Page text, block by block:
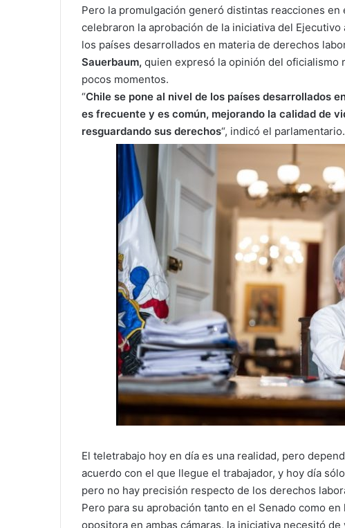
Pero la promulgación generó distintas reacciones
celebraron la aprobación de la iniciativa del
los países desarrollados en materia de derechos
Sauerbaum, quien expresó la opinión del oficialismo
pocos momentos.
“Chile se pone al nivel de los países desarrollados
es frecuente y es común, mejorando la calidad de
resguardando sus derechos“, indicó el parlamentario.
El teletrabajo hoy en día es una realidad, pero
acuerdo con el que llegue el trabajador, y hoy día
pero no hay precisión respecto de los derechos
Pero para su aprobación tanto en el Senado como
opositora en ambas cámaras, la iniciativa necesitó